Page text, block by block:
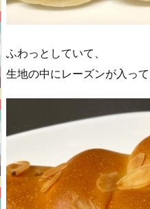
ふわっとしていて、
生地の中にレーズンが入って